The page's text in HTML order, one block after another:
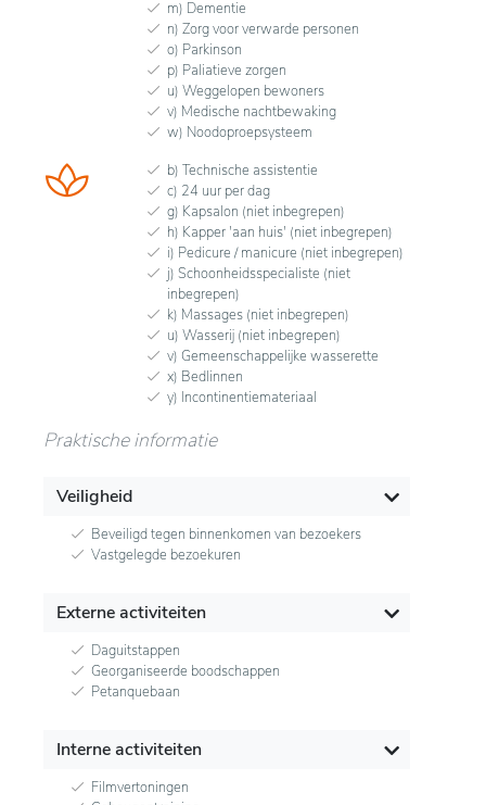
m) Dementie
n) Zorg voor verwarde personen
o) Parkinson
p) Paliatieve zorgen
u) Weggelopen bewoners
v) Medische nachtbewaking
w) Noodoproepsysteem
b) Technische assistentie
c) 24 uur per dag
g) Kapsalon (niet inbegrepen)
h) Kapper 'aan huis' (niet inbegrepen)
i) Pedicure / manicure (niet inbegrepen)
j) Schoonheidsspecialiste (niet
inbegrepen)
k) Massages (niet inbegrepen)
u) Wasserij (niet inbegrepen)
v) Gemeenschappelijke wasserette
x) Bedlinnen
y) Incontinentiemateriaal
Praktische informatie
Veiligheid
Beveiligd tegen binnenkomen van bezoekers
Vastgelegde bezoekuren
Externe activiteiten
Daguitstappen
Georganiseerde boodschappen
Petanquebaan
Interne activiteiten
Filmvertoningen